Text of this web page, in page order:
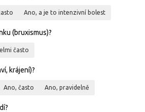
Ano, a je to intenzivní bolest
(bruxismus)?
často
krájení)?
Ano, často Ano, pravidelně